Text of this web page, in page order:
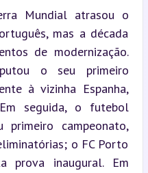
Mundial atrasou o
mas a década
de modernização.
o seu primeiro
à vizinha Espanha,
seguida, o futebol
primeiro campeonato,
o FC Porto
prova inaugural. Em